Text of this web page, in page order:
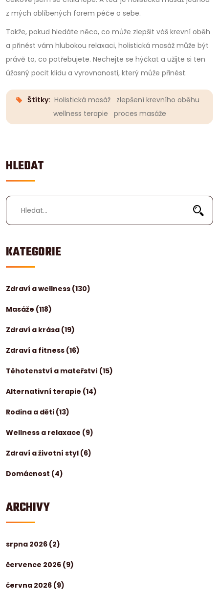
HLEDAT
KATEGORIE
Zdraví a wellness (130)
Masáže (118)
Zdraví a krása (19)
Zdraví a fitness (16)
Těhotenství a mateřství (15)
Alternativní terapie (14)
Rodina a děti (13)
Wellness a relaxace (9)
Zdraví a životní styl (6)
Domácnost (4)
ARCHIVY
srpna 2026 (2)
července 2026 (9)
června 2026 (9)
z mých oblíbených forem péče o sebe.
Takže, pokud hledáte něco, co může zlepšit váš krevní oběh
a přinést vám hlubokou relaxaci, holistická masáž může být
právě to, co potřebujete. Nechejte se hýčkat a užijte si ten
úžasný pocit klidu a vyrovnanosti, který může přinést.
Štítky: Holistická masáž
zlepšení krevního oběhu
wellness terapie
proces masáže